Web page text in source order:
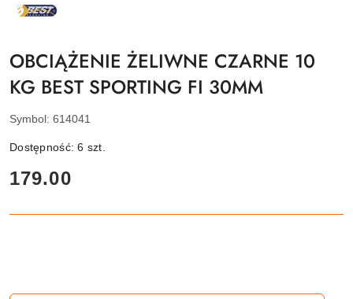
PRODUCENTA:
BEST
OBCIĄŻENIE ŻELIWNE CZARNE 10
KG BEST SPORTING FI 30MM
Symbol: 614041
Dostępność:6 szt.
cena:
179.00